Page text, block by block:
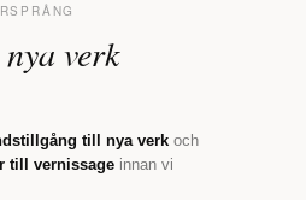
verk
till nya verk och
till vernissage innan vi